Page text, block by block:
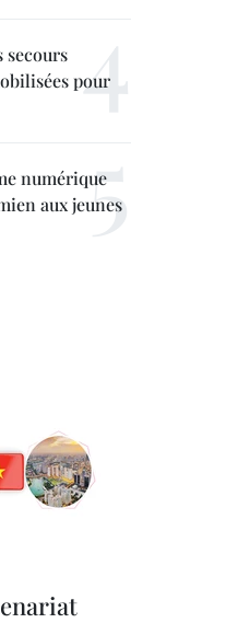
secours
pour
numérique
aux jeunes